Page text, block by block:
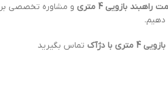
راهبند بازویی 4 متری و مشاوره تخصصی
دهیم.
با دژآک تماس بگیرید